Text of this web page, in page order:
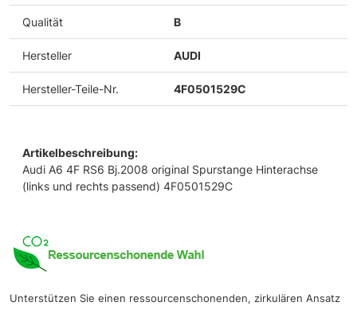
Qualität B
Hersteller AUDI
Hersteller-Teile-Nr. 4F0501529C
Artikelbeschreibung:
Audi A6 4F RS6 Bj.2008 original Spurstange Hinterachse
(links und rechts passend) 4F0501529C
Unterstützen Sie einen ressourcenschonenden, zirkulären Ansatz